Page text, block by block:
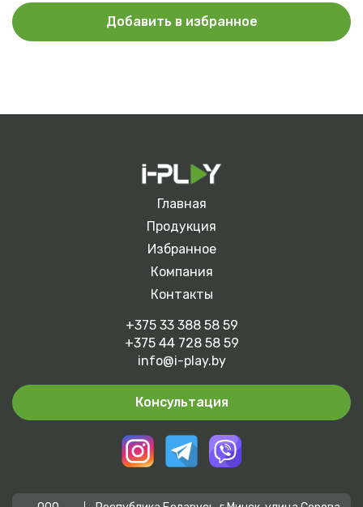
Добавить в избранное
Главная
Продукция
Избранное
Компания
Контакты
+375 33 388 58 59
+375 44 728 58 59
info@i-play.by
Консультация